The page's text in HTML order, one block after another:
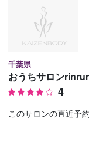
千葉県
おうちサロン
4
このサロンの直近予